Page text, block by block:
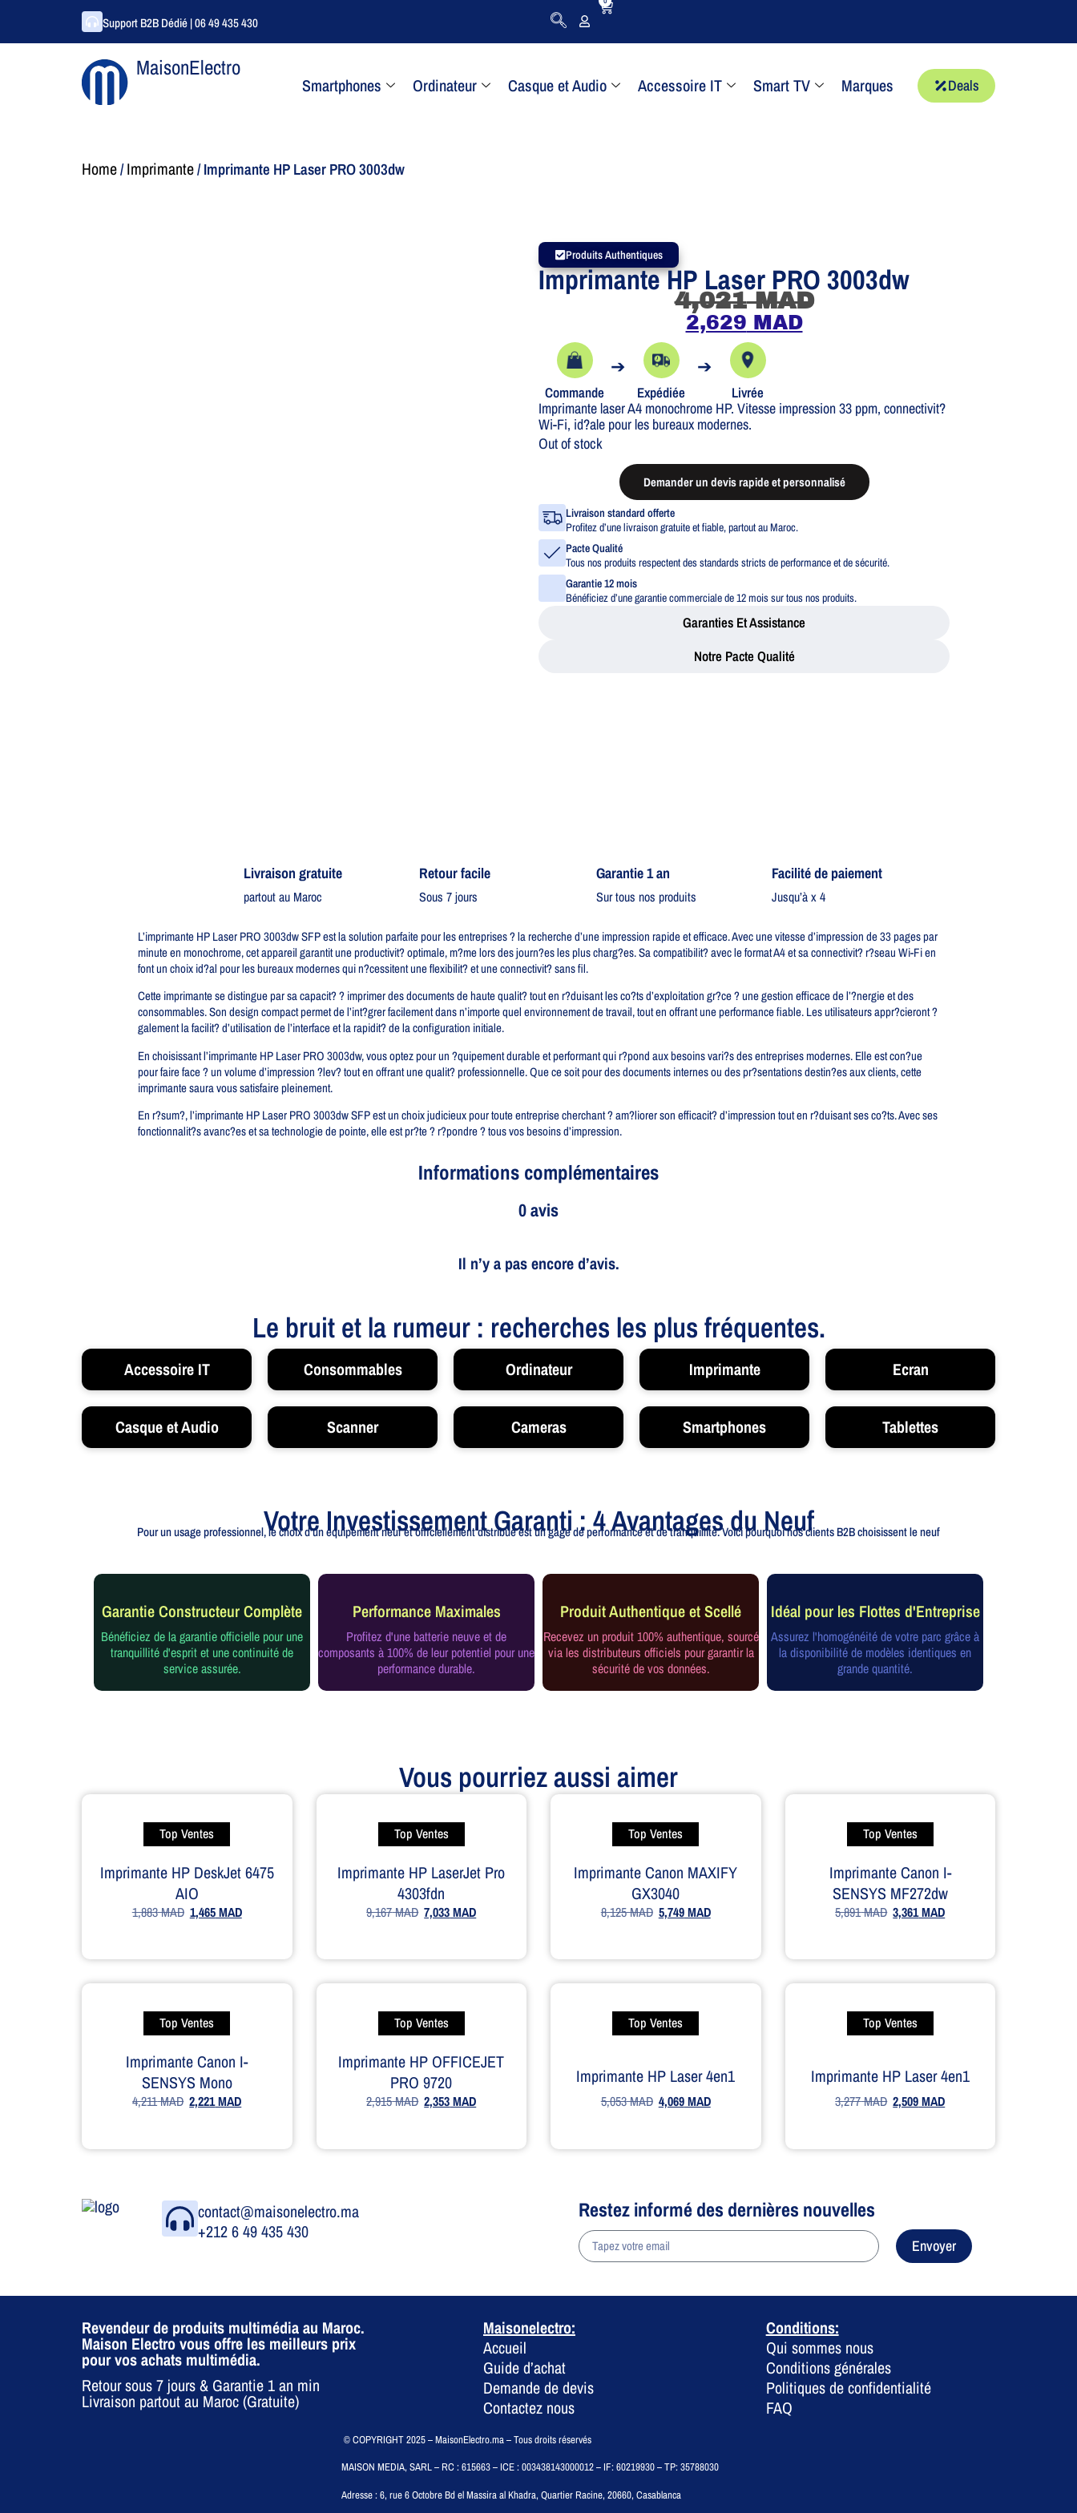
Support B2B Dédié | 06 49 435 430
MaisonElectro
Smartphones Ordinateur Casque et Audio Accessoire IT Smart TV Marques Deals
Home/Imprimante/ Imprimante HP Laser PRO 3003dw
Produits Authentiques
Imprimante HP Laser PRO 3003dw
4,021MAD
2,629 MAD
Commande
➔
Expédiée
➔
Livrée
Imprimante laser A4 monochrome HP. Vitesse impression 33 ppm, connectivit?
Wi-Fi, id?ale pour les bureaux modernes.
Out of stock
Demander un devis rapide et personnalisé
Livraison standard offerte
Profitez d’une livraison gratuite et fiable, partout au Maroc.
Pacte Qualité
Tous nos produits respectent des standards stricts de performance et de sécurité.
Garantie 12 mois
Bénéficiez d’une garantie commerciale de 12 mois sur tous nos produits.
Garanties Et Assistance
Notre Pacte Qualité
Livraison gratuite​
partout au Maroc
Retour facile​
Sous 7 jours
Garantie 1 an
Sur tous nos produits
Facilité de paiement
Jusqu’à x 4
L’imprimante HP Laser PRO 3003dw SFP est la solution parfaite pour les entreprises ? la recherche d’une impression rapide et efficace. Avec une vitesse d’impression de 33 pages par
minute en monochrome, cet appareil garantit une productivit? optimale, m?me lors des journ?es les plus charg?es. Sa compatibilit? avec le format A4 et sa connectivit? r?seau Wi-Fi en
font un choix id?al pour les bureaux modernes qui n?cessitent une flexibilit? et une connectivit? sans fil.
Cette imprimante se distingue par sa capacit? ? imprimer des documents de haute qualit? tout en r?duisant les co?ts d’exploitation gr?ce ? une gestion efficace de l’?nergie et des
consommables. Son design compact permet de l’int?grer facilement dans n’importe quel environnement de travail, tout en offrant une performance fiable. Les utilisateurs appr?cieront ?
galement la facilit? d’utilisation de l’interface et la rapidit? de la configuration initiale.
En choisissant l’imprimante HP Laser PRO 3003dw, vous optez pour un ?quipement durable et performant qui r?pond aux besoins vari?s des entreprises modernes. Elle est con?ue
pour faire face ? un volume d’impression ?lev? tout en offrant une qualit? professionnelle. Que ce soit pour des documents internes ou des pr?sentations destin?es aux clients, cette
imprimante saura vous satisfaire pleinement.
En r?sum?, l’imprimante HP Laser PRO 3003dw SFP est un choix judicieux pour toute entreprise cherchant ? am?liorer son efficacit? d’impression tout en r?duisant ses co?ts. Avec ses
fonctionnalit?s avanc?es et sa technologie de pointe, elle est pr?te ? r?pondre ? tous vos besoins d’impression.
Informations complémentaires
0 avis
Il n’y a pas encore d’avis.
Le bruit et la rumeur : recherches les plus fréquentes.
Accessoire IT Consommables Ordinateur Imprimante Ecran
Casque et Audio Scanner Cameras Smartphones Tablettes
Votre Investissement Garanti : 4 Avantages du Neuf
Pour un usage professionnel, le choix d'un équipement neuf et officiellement distribué est un gage de performance et de tranquillité. Voici pourquoi nos clients B2B choisissent le neuf
Garantie Constructeur Complète
Bénéficiez de la garantie officielle pour une
tranquillité d'esprit et une continuité de
service assurée.
Performance Maximales
Profitez d'une batterie neuve et de
composants à 100% de leur potentiel pour une
performance durable.
Produit Authentique et Scellé
Recevez un produit 100% authentique, sourcé
via les distributeurs officiels pour garantir la
sécurité de vos données.
Idéal pour les Flottes d'Entreprise
Assurez l'homogénéité de votre parc grâce à
la disponibilité de modèles identiques en
grande quantité.
Vous pourriez aussi aimer
Top Ventes
Imprimante HP DeskJet 6475
AIO
1,883MAD 1,465MAD
Top Ventes
Imprimante HP LaserJet Pro
4303fdn
9,167MAD 7,033MAD
Top Ventes
Imprimante Canon MAXIFY
GX3040
8,125MAD 5,749MAD
Top Ventes
Imprimante Canon I-
SENSYS MF272dw
5,891MAD 3,361MAD
Top Ventes
Imprimante Canon I-
SENSYS Mono
4,211MAD 2,221MAD
Top Ventes
Imprimante HP OFFICEJET
PRO 9720
2,915MAD 2,353MAD
Top Ventes
Imprimante HP Laser 4en1
5,053MAD 4,069MAD
Top Ventes
Imprimante HP Laser 4en1
3,277MAD 2,509MAD
contact@maisonelectro.ma
+212 6 49 435 430
Restez informé des dernières nouvelles
Envoyer
Revendeur de produits multimédia au Maroc.
Maison Electro vous offre les meilleurs prix
pour vos achats multimédia.
Retour sous 7 jours & Garantie 1 an min
Livraison partout au Maroc (Gratuite)
Maisonelectro:
Accueil
Guide d’achat
Demande de devis
Contactez nous
Conditions:
Qui sommes nous
Conditions générales
Politiques de confidentialité
FAQ
© COPYRIGHT 2025 – MaisonElectro.ma – Tous droits réservés
MAISON MEDIA, SARL – RC : 615663 – ICE : 003438143000012 – IF: 60219930 – TP: 35788030
Adresse :6, rue 6 Octobre Bd el Massira al Khadra, Quartier Racine, 20660, Casablanca